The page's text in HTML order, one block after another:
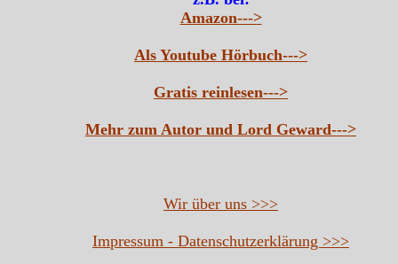
Amazon--->
Als Youtube Hörbuch--->
Gratis reinlesen--->
Mehr zum Autor und Lord Geward--->
Wir über uns >>>
Impressum - Datenschutzerklärung >>>